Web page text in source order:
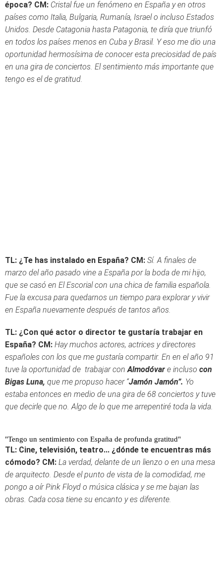
época? CM: Cristal fue un fenómeno en España y en otros
países como Italia, Bulgaria, Rumanía, Israel o incluso Estados
Unidos. Desde Catagonia hasta Patagonia, te diría que triunfó
en todos los países menos en Cuba y Brasil. Y eso me dio una
oportunidad hermosísima de conocer esta preciosidad de país
en una gira de conciertos. El sentimiento más importante que
tengo es el de gratitud.
TL: ¿Te has instalado en España? CM: Sí. A finales de
marzo del año pasado vine a España por la boda de mi hijo,
que se casó en El Escorial con una chica de familia española.
Fue la excusa para quedarnos un tiempo para explorar y vivir
en España nuevamente después de tantos años.
TL: ¿Con qué actor o director te gustaría trabajar en
España? CM: Hay muchos actores, actrices y directores
españoles con los que me gustaría compartir. En en el año 91
tuve la oportunidad de trabajar conAlmodóvar e incluso con
Bigas Luna, que me propuso hacer “Jamón Jamón”. Yo
estaba entonces en medio de una gira de 68 conciertos y tuve
que decirle que no. Algo de lo que me arrepentiré toda la vida.
"Tengo un sentimiento con España de profunda gratitud"
TL: Cine, televisión, teatro... ¿dónde te encuentras más
cómodo? CM: La verdad, delante de un lienzo o en una mesa
de arquitecto. Desde el punto de vista de la comodidad, me
pongo a oír Pink Floyd o música clásica y se me bajan las
obras. Cada cosa tiene su encanto y es diferente.